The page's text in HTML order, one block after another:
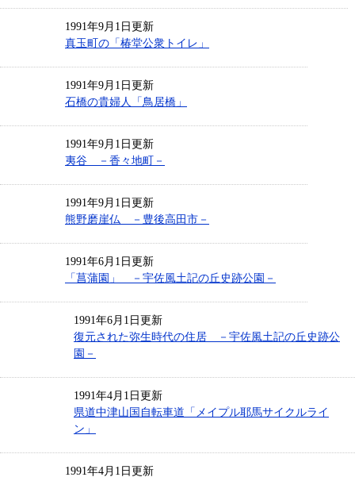
1991年9月1日更新
真玉町の「椿堂公衆トイレ」
1991年9月1日更新
石橋の貴婦人「鳥居橋」
1991年9月1日更新
夷谷 －香々地町－
1991年9月1日更新
熊野磨崖仏 －豊後高田市－
1991年6月1日更新
「菖蒲園」 －宇佐風土記の丘史跡公園－
1991年6月1日更新
復元された弥生時代の住居 －宇佐風土記の丘史跡公
園－
1991年4月1日更新
県道中津山国自転車道「メイプル耶馬サイクルライ
ン」
1991年4月1日更新